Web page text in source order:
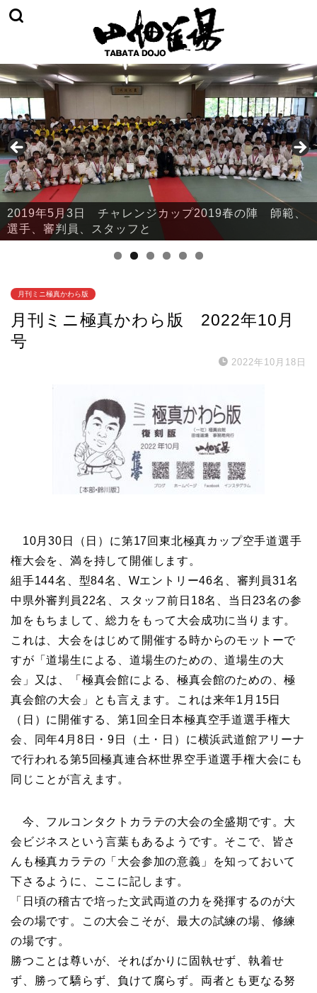
2019年5月3日 チャレンジカップ2019春の陣 師範、
選手、審判員、スタッフと
2019年5月3日 チャレンジカップ2019春の陣 本部・
鈴川
月刊ミニ極真かわら版
月刊ミニ極真かわら版 2022年10月
号
2022年10月18日
10月30日（日）に第17回東北極真カップ空手道選手
権大会を、満を持して開催します。
組手144名、型84名、Wエントリー46名、審判員31名
中県外審判員22名、スタッフ前日18名、当日23名の参
加をもちまして、総力をもって大会成功に当ります。
これは、大会をはじめて開催する時からのモットーで
すが「道場生による、道場生のための、道場生の大
会」又は、「極真会館による、極真会館のための、極
真会館の大会」とも言えます。これは来年1月15日
（日）に開催する、第1回全日本極真空手道選手権大
会、同年4月8日・9日（土・日）に横浜武道館アリーナ
で行われる第5回極真連合杯世界空手道選手権大会にも
同じことが言えます。
今、フルコンタクトカラテの大会の全盛期です。大
会ビジネスという言葉もあるようです。そこで、皆さ
んも極真カラテの「大会参加の意義」を知っておいて
下さるように、ここに記します。
「日頃の稽古で培った文武両道の力を発揮するのが大
会の場です。この大会こそが、最大の試練の場、修練
の場です。
勝つことは尊いが、そればかりに固執せず、執着せ
ず、勝って驕らず、負けて腐らず。両者とも更なる努